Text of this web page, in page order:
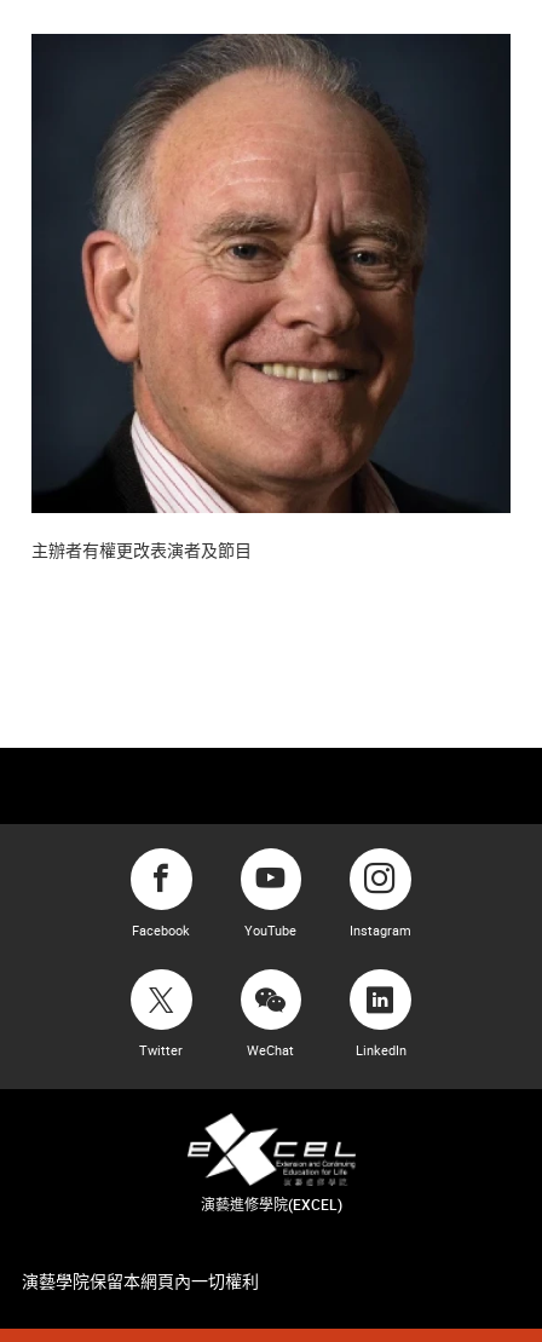
主辦者有權更改表演者及節目
Facebook YouTube Instagram
Twitter WeChat LinkedIn
演藝進修學院(EXCEL)
演藝學院保留本網頁內一切權利